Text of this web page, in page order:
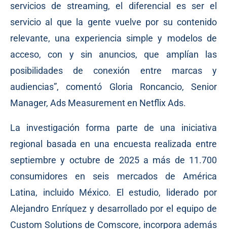
servicios de streaming, el diferencial es ser el
servicio al que la gente vuelve por su contenido
relevante, una experiencia simple y modelos de
acceso, con y sin anuncios, que amplían las
posibilidades de conexión entre marcas y
audiencias”, comentó Gloria Roncancio, Senior
Manager, Ads Measurement en Netflix Ads.
La investigación forma parte de una iniciativa
regional basada en una encuesta realizada entre
septiembre y octubre de 2025 a más de 11.700
consumidores en seis mercados de América
Latina, incluido México. El estudio, liderado por
Alejandro Enríquez y desarrollado por el equipo de
Custom Solutions de Comscore, incorpora además